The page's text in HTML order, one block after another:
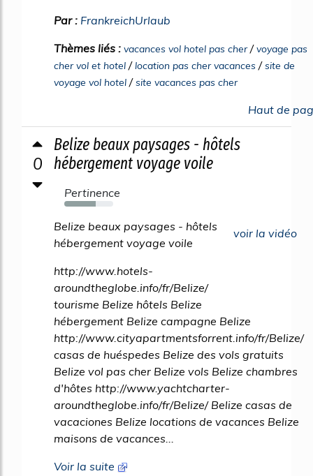
Par : FrankreichUrlaub
Thèmes liés : vacances vol hotel pas cher/voyage pas
cher vol et hotel /location pas cher vacances /site de
voyage vol hotel /site vacances pas cher
Haut de
0
Belize beaux paysages - hôtels
hébergement voyage voile
Pertinence
64%
voir la vidéo
Belize beaux paysages - hôtels
hébergement voyage voile
http://www.hotels-
aroundtheglobe.info/fr/Belize/
tourisme Belize hôtels Belize
hébergement Belize campagne Belize
http://www.cityapartmentsforrent.info/fr/Belize/
casas de huéspedes Belize des vols gratuits
Belize vol pas cher Belize vols Belize chambres
d'hôtes http://www.yachtcharter-
aroundtheglobe.info/fr/Belize/ Belize casas de
vacaciones Belize locations de vacances Belize
maisons de vacances...
Voir la suite